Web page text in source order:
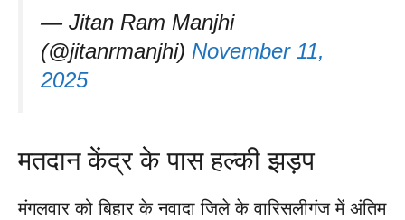
— Jitan Ram Manjhi
(@jitanrmanjhi) November 11,
2025
मतदान केंद्र के पास हल्की झड़प
मंगलवार को बिहार के नवादा जिले के वारिसलीगंज में अंतिम